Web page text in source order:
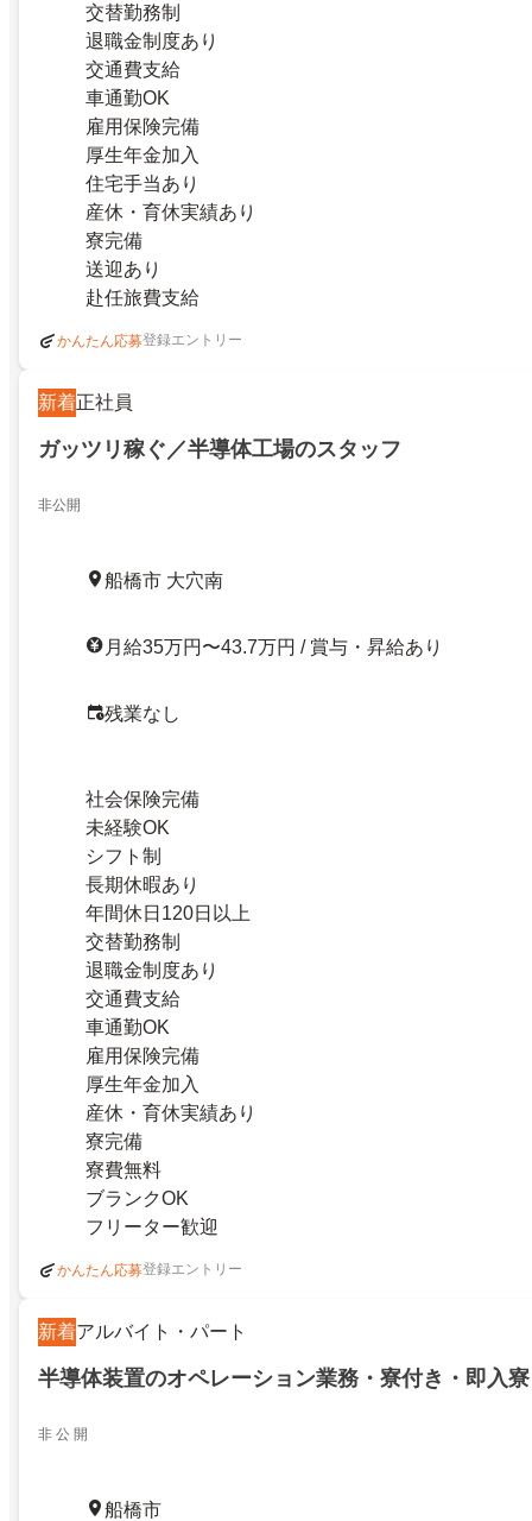
交替勤務制
退職金制度あり
交通費支給
車通勤OK
雇用保険完備
厚生年金加入
住宅手当あり
産休・育休実績あり
寮完備
送迎あり
赴任旅費支給
かんたん応募登録エントリー
新着正社員
ガッツリ稼ぐ／半導体工場のスタッフ
非公開
船橋市 大穴南
月給35万円〜43.7万円 / 賞与・昇給あり
残業なし
社会保険完備
未経験OK
シフト制
長期休暇あり
年間休日120日以上
交替勤務制
退職金制度あり
交通費支給
車通勤OK
雇用保険完備
厚生年金加入
産休・育休実績あり
寮完備
寮費無料
ブランクOK
フリーター歓迎
かんたん応募登録エントリー
新着アルバイト・パート
半導体装置のオペレーション業務・寮付き・即入
非 公 開
船橋市